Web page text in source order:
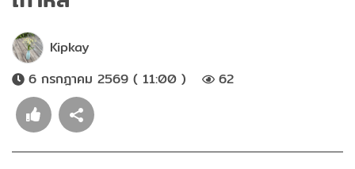
Kipkay
6 กรกฎาคม 2569 ( 11:00 )
62